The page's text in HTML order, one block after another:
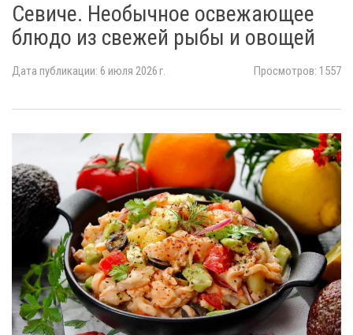
Севиче. Необычное освежающее
блюдо из свежей рыбы и овощей
Дата публикации: 6 июля 2026 г. Просмотров: 1557